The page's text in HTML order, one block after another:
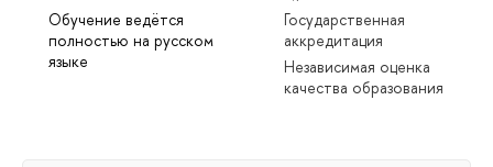
Обучение ведётся
полностью на русском
языке
Государственная
аккредитация
Независимая оценка
качества образования